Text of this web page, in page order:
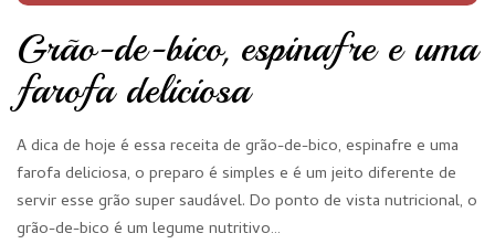
Grão-de-bico, espinafre e uma
farofa deliciosa
A dica de hoje é essa receita de grão-de-bico, espinafre e uma
farofa deliciosa, o preparo é simples e é um jeito diferente de
servir esse grão super saudável. Do ponto de vista nutricional, o
grão-de-bico é um legume nutritivo…